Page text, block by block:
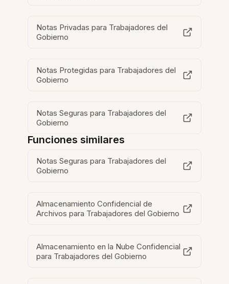
Notas Privadas para Trabajadores del
Gobierno
Notas Protegidas para Trabajadores del
Gobierno
Notas Seguras para Trabajadores del
Gobierno
Funciones similares
Notas Seguras para Trabajadores del
Gobierno
Almacenamiento Confidencial de
Archivos para Trabajadores del Gobierno
Almacenamiento en la Nube Confidencial
para Trabajadores del Gobierno